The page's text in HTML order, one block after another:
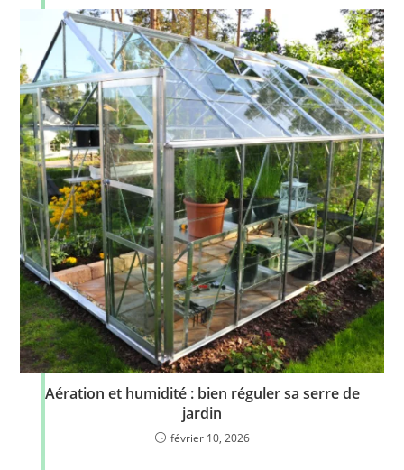
Aération et humidité : bien réguler sa serre de
jardin
février 10, 2026